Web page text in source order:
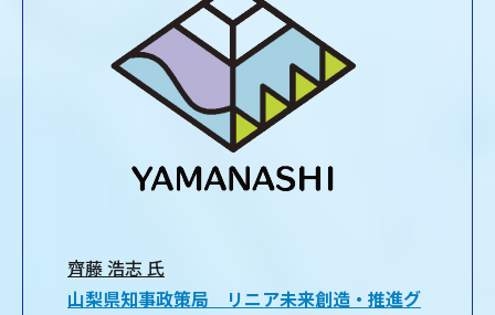
齊藤 浩志 氏
山梨県知事政策局 リニア未来創造・推進グ